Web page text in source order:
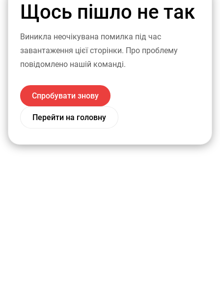
Щось пішло не так
Виникла неочікувана помилка під час
завантаження цієї сторінки. Про проблему
повідомлено нашій команді.
Спробувати знову
Перейти на головну